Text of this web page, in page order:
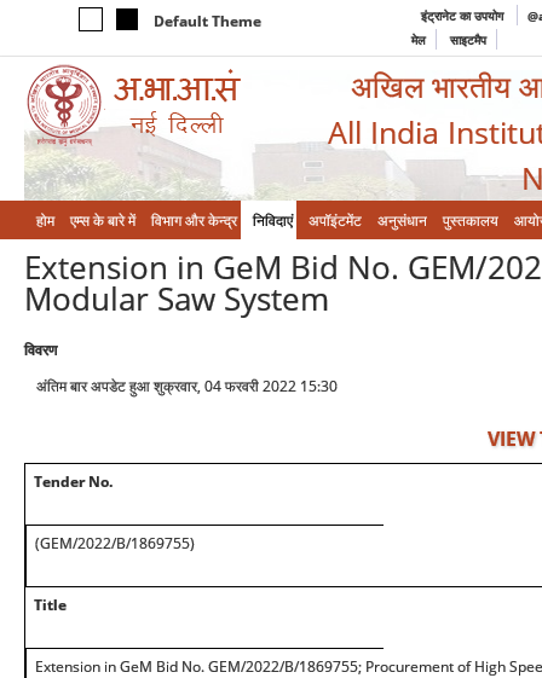
Default Theme इंट्रानेट का उपयोग
मेल
साइटमैप
अखिल भारतीय
All India
होम एम्‍स के बारे में विभाग और केन्‍द्र निविदाएं अपॉइंटमेंट अनुसंधान पुस्तकालय
Extension in GeM Bid No. GEM/
Modular Saw System
विवरण
अंतिम बार अपडेट हुआ शुक्रवार, 04 फरवरी 2022 15:30
VIEW
Tender No.
(GEM/2022/B/1869755)
Title
Extension in GeM Bid No. GEM/2022/B/1869755; Procurement of High